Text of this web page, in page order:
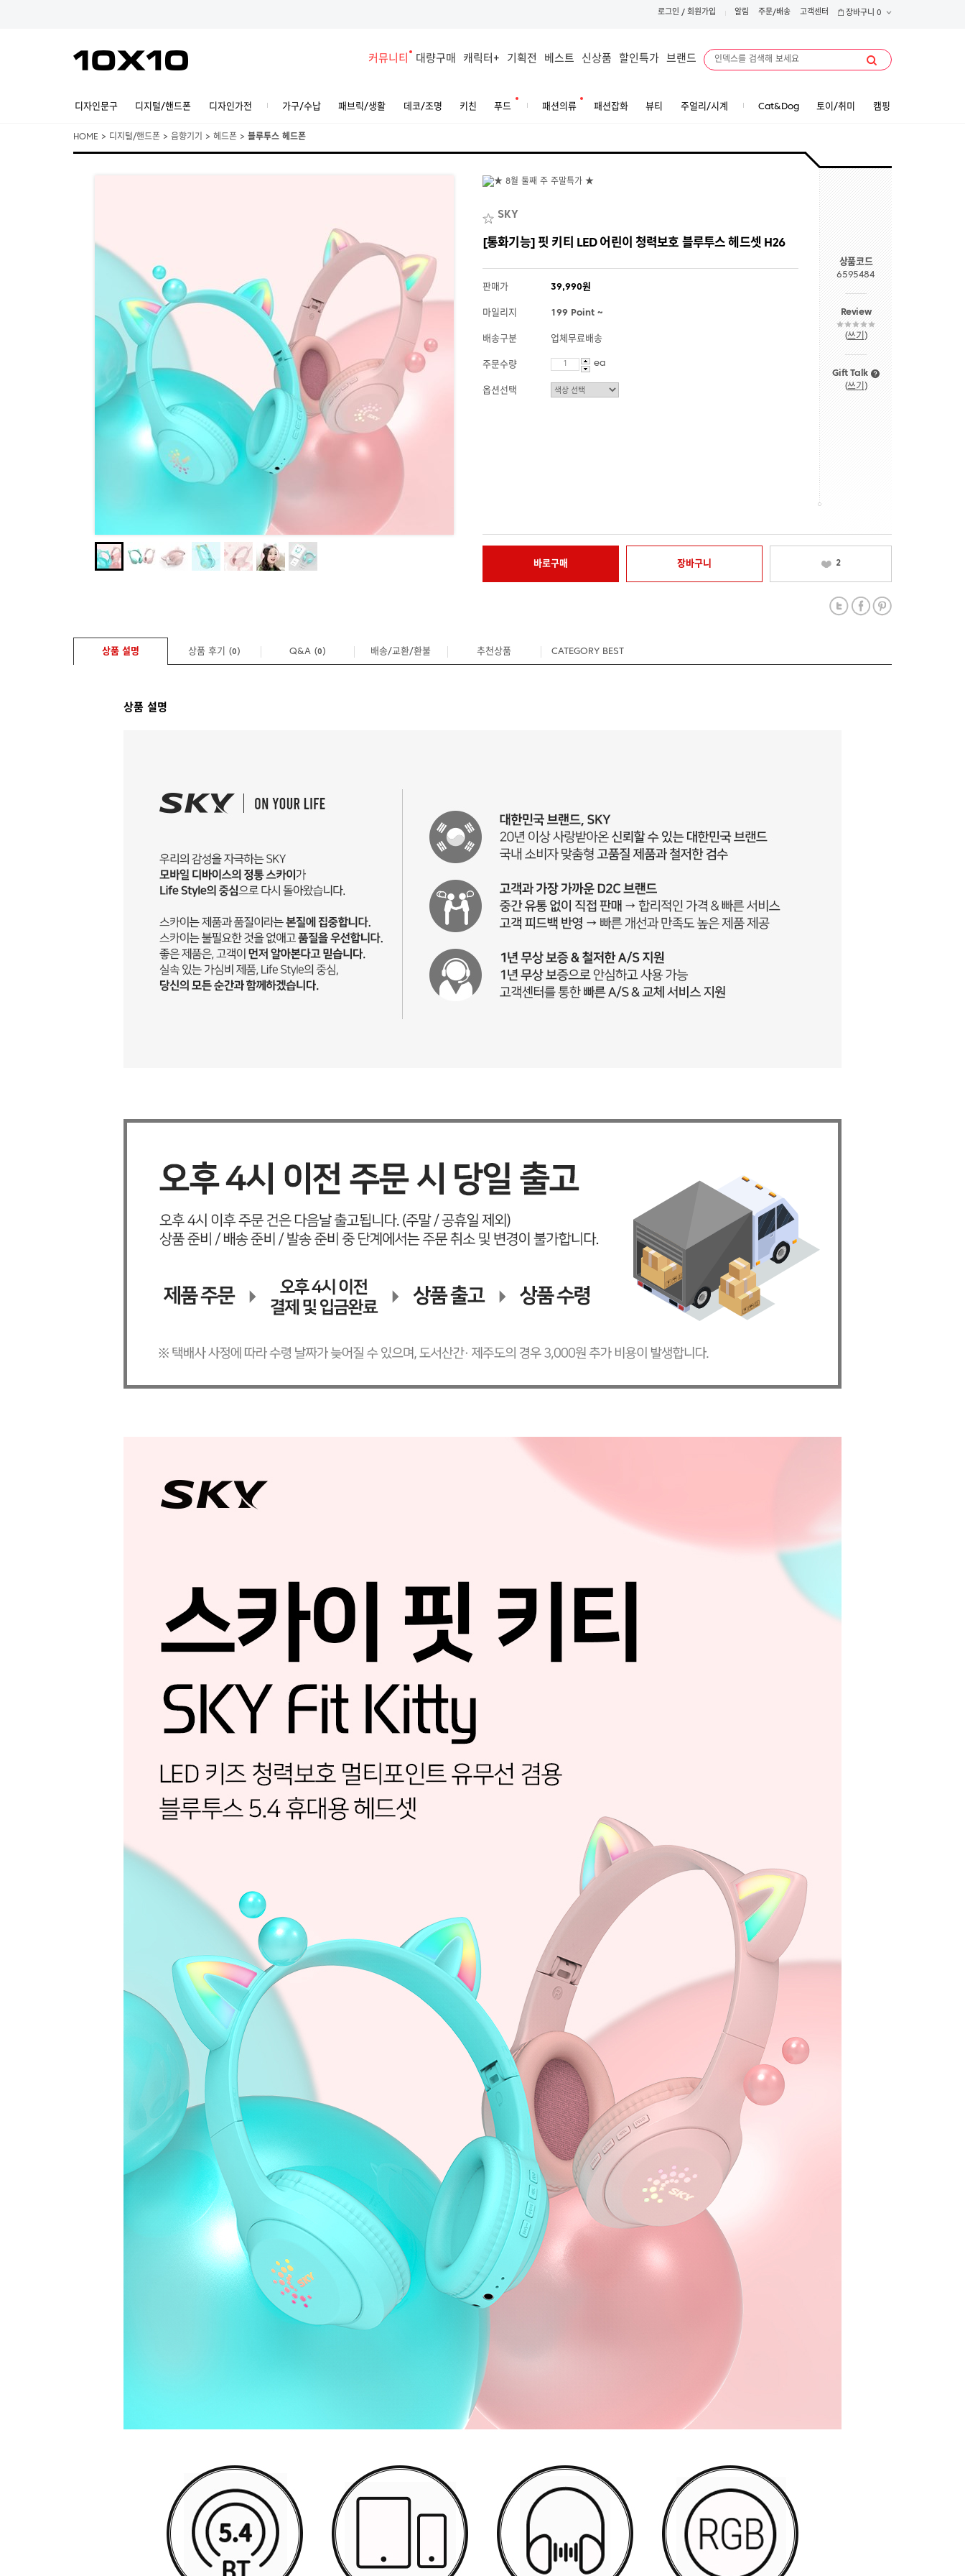
로그인 / 회원가입 알림 주문/배송 고객센터 장바구니 0
커뮤니티 대량구매 캐릭터+ 기획전 베스트 신상품 할인특가 브랜드
디자인문구 디지털/핸드폰 디자인가전 가구/수납 패브릭/생활 데코/조명 키친 푸드 패션의류 패션잡화 뷰티 주얼리/시계 Cat&Dog 토이/취미 캠핑
HOME > 디지털/핸드폰 > 음향기기 > 헤드폰 > 블루투스 헤드폰
SKY
[통화기능] 핏 키티 LED 어린이 청력보호 블루투스 헤드셋 H26
판매가 39,990원
마일리지 199 Point ~
배송구분 업체무료배송
주문수량 ea
옵션선택
상품코드
6595484
Review
(쓰기 )
Gift Talk
(쓰기 )
바로구매 장바구니 2
상품 설명 상품 후기 (0) Q&A (0) 배송/교환/환불 추천상품 CATEGORY BEST
상품 설명